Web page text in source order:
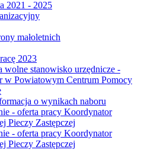
2021 - 2025
małoletnich
2023
wolne stanowisko urzędnicze -
w Powiatowym Centrum Pomocy
o wynikach naboru
- oferta pracy Koordynator
Pieczy Zastępczej
- oferta pracy Koordynator
Pieczy Zastępczej